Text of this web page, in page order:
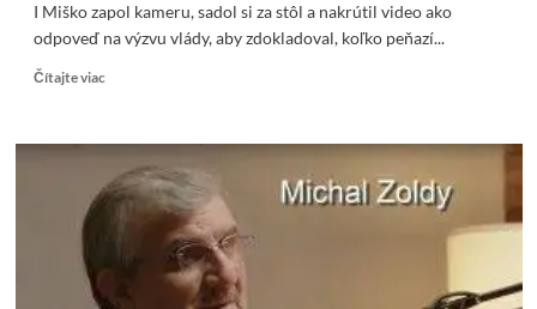
I Miško zapol kameru, sadol si za stôl a nakrútil video ako
odpoveď na výzvu vlády, aby zdokladoval, koľko peňazí...
Čítajte viacRead
Mončiči
Miško
kameru,
sadol
za